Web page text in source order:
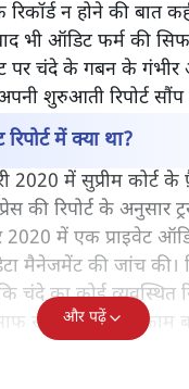
न होने की बात
भी ऑडिट फर्म की
पर चंदे के गबन के
शुरुआती रिपोर्ट सौंप
में क्या था?
2020 में सुप्रीम
की रिपोर्ट के अनुसार
2020 में एक प्राइवेट
मैनेजमेंट की जांच की।
चंदे का कोई व्यवस्थित
स्तर तय नहीं है, काम
और पढ़ें